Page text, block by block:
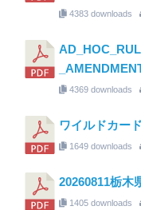
4383 downloads
4369 downloads
ワイルドカー
1649 downloads
20260811栃木
1405 downloads